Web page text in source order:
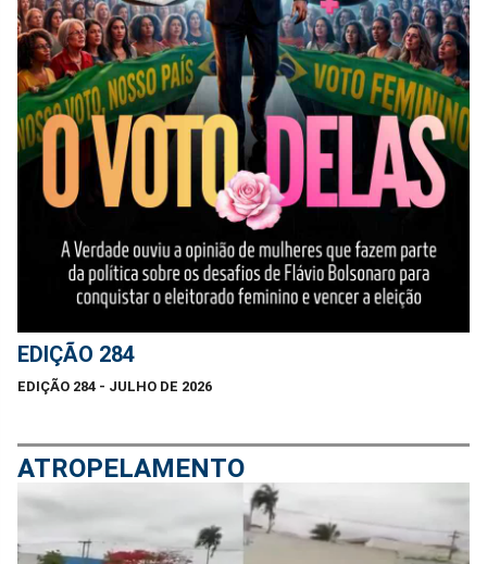
EDIÇÃO 284
EDIÇÃO 284 - JULHO DE 2026
ATROPELAMENTO